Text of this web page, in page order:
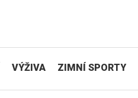
VÝŽIVA ZIMNÍ SPORTY